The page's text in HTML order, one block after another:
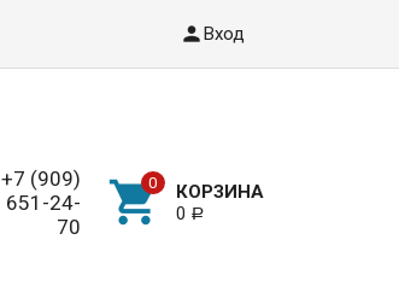
Вход
+7 (909)
651-24-
70
КОРЗИНА
0 Р